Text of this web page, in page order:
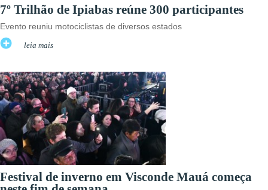
7º Trilhão de Ipiabas reúne 300 participantes
Evento reuniu motociclistas de diversos estados
leia mais
Festival de inverno em Visconde Mauá começa